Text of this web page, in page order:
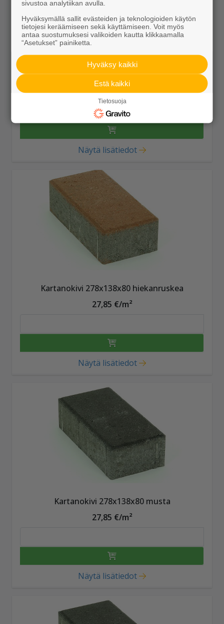
Kartanokivi 278x138x80 ruskea
27,85 €/m²
Näytä lisätiedot
Kartanokivi 278x138x80 hiekanruskea
27,85 €/m²
Näytä lisätiedot
Kartanokivi 278x138x80 musta
27,85 €/m²
Näytä lisätiedot
sivustoa analytiikan avulla.
Hyväksymällä sallit evästeiden ja teknologioiden käytön
tietojesi keräämiseen sekä käyttämiseen. Voit myös
antaa suostumuksesi valikoiden kautta klikkaamalla
“Asetukset” painiketta.
Hyväksy kaikki
Estä kaikki
Tietosuoja